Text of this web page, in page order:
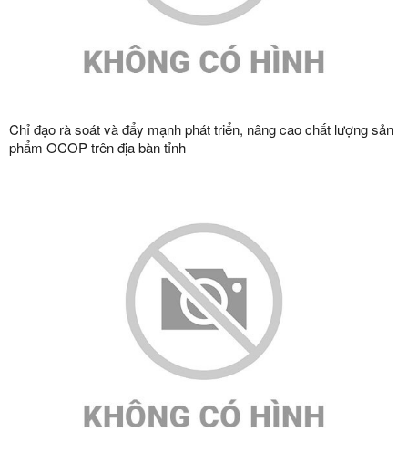
Chỉ đạo rà soát và đẩy mạnh phát triển, nâng cao chất lượng sản
phẩm OCOP trên địa bàn tỉnh